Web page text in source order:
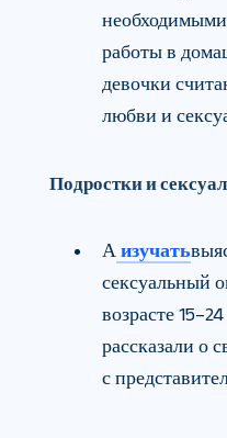
работы в
девочки
любви и
Подростки и
А изучать
сексуальный
возрасте
рассказали о
с